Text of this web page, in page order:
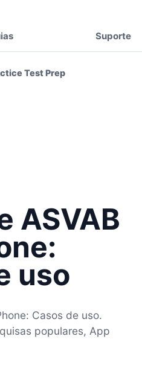
Suporte
Test Prep
ASVAB
uso
Casos de uso.
populares, App